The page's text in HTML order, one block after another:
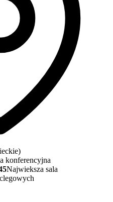
konferencyjna
Najwieksza sala